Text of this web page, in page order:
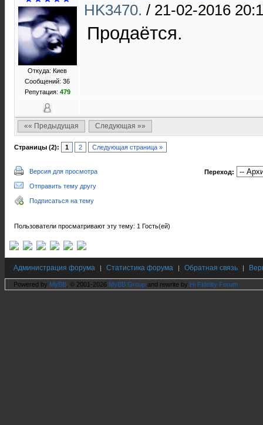
Откуда: Киев
Сообщений: 36
Репутация: 479
HK3470. / 21-02-2016
Продаётся.
«« Предыдущая Следующая »»
Страницы (2): 1 2 Следующая страница »
Версия для просмотра
Отправить тему другу
Подписаться на тему
Переход:
Пользователи просматривают эту тему: 1 Гость(ей)
Администрация форума | Статистика форума | Обратная связь |
Powered by MyBB , © 2001-2026 MyBB Group and rewrite by Hi Fidelity Forum